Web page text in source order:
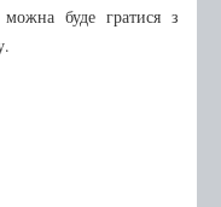
буде гратися з